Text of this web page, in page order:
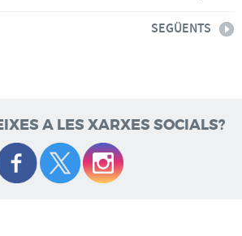
SEGÜENTS
A LES XARXES SOCIALS?